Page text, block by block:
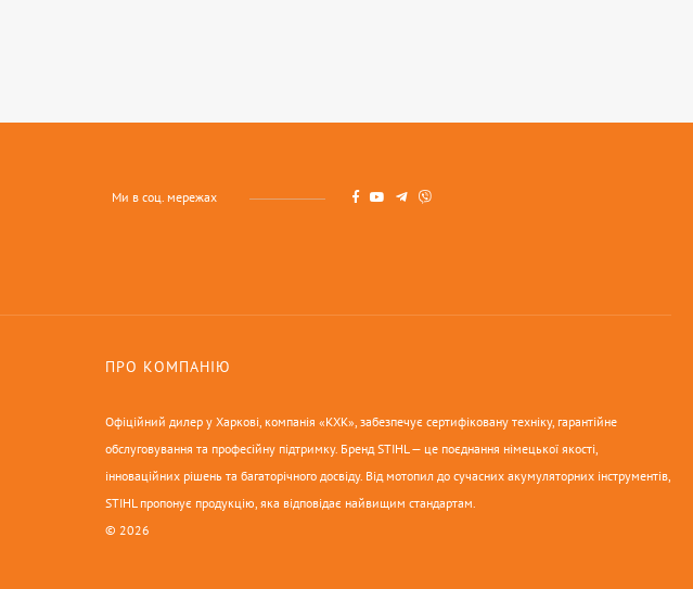
Ми в соц. мережах
ПРО КОМПАНІЮ
Офіційний дилер у Харкові, компанія «КХК», забезпечує сертифіковану техніку, гарантійне
обслуговування та професійну підтримку. Бренд STIHL — це поєднання німецької якості,
інноваційних рішень та багаторічного досвіду. Від мотопил до сучасних акумуляторних інструментів,
STIHL пропонує продукцію, яка відповідає найвищим стандартам.
© 2026